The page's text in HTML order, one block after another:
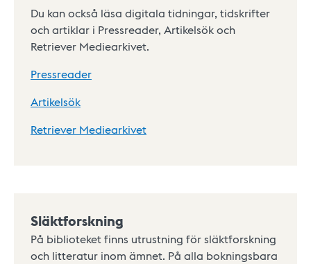
Du kan också läsa digitala tidningar, tidskrifter
och artiklar i Pressreader, Artikelsök och
Retriever Mediearkivet.
Pressreader
Artikelsök
Retriever Mediearkivet
Släktforskning
På biblioteket finns utrustning för släktforskning
och litteratur inom ämnet. På alla bokningsbara